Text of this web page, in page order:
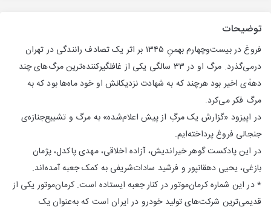
توضیحات
فروغ در بیست‌وچهارم بهمنِ ۱۳۴۵ بر اثر یک تصادف رانندگی در تهران
درمی‌گذرد. مرگ او در ۳۳ سالگی یکی از غافلگیرکننده‌ترین مرگ‌های چند
دهه‌ٰی اخیر بود هرچند که به شهادت نزدیکانش او خود ماه‌ها بود که به
مرگ فکر می‌کرد.
در اپیزود «گزارش یک مرگِ از پیش اعلام‌شده» به مرگ و تشییع‌جنازه‌ی
جنجالی فروغ پرداخته‌ایم.
در این پادکست گوهر خیراندیش، آزاده اخلاقی، مهدی پاکدل، پژمان
بازغی، یحیی دهقانپور و فرشید سادات‌شریفی به کمک جعبه آمده‌اند.
* در این شماره کرمان‌موتور در کنار جعبه ایستاده است. کرمان‌موتور یکی از
قدیمی‌ترین شرکت‌های تولید خودرو در ایران است که به‌عنوان یک